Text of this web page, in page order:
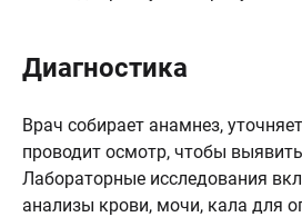
Диагностика
Врач собирает анамнез,
проводит осмотр, чтобы
Лабораторные исследования
анализы крови, мочи, кала для